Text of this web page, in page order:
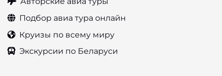
Подбор авиа тура онлайн
Круизы по всему миру
Экскурсии по Беларуси